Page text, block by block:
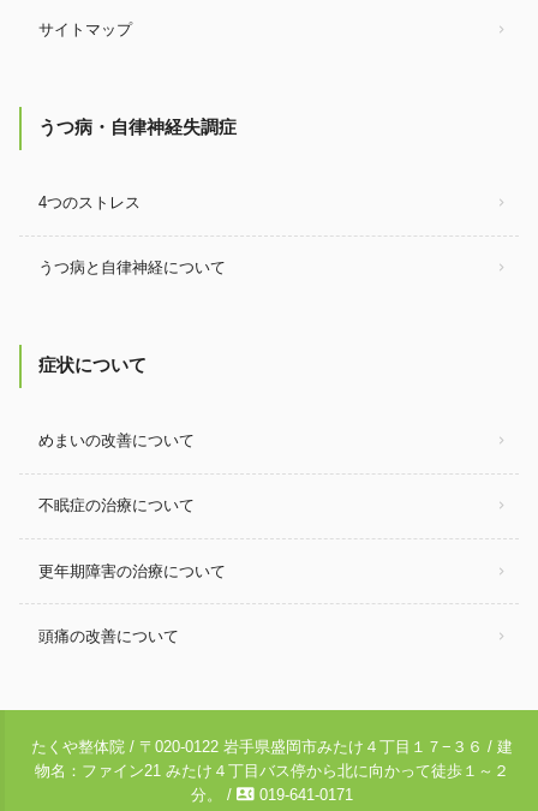
サイトマップ
うつ病・自律神経失調症
4つのストレス
うつ病と自律神経について
症状について
めまいの改善について
不眠症の治療について
更年期障害の治療について
頭痛の改善について
たくや整体院 / 〒020-0122 岩手県盛岡市みたけ４丁目１７−３６ / 建
物名：ファイン21 みたけ４丁目バス停から北に向かって徒歩１～２
分。 / contact_phone019-641-0171